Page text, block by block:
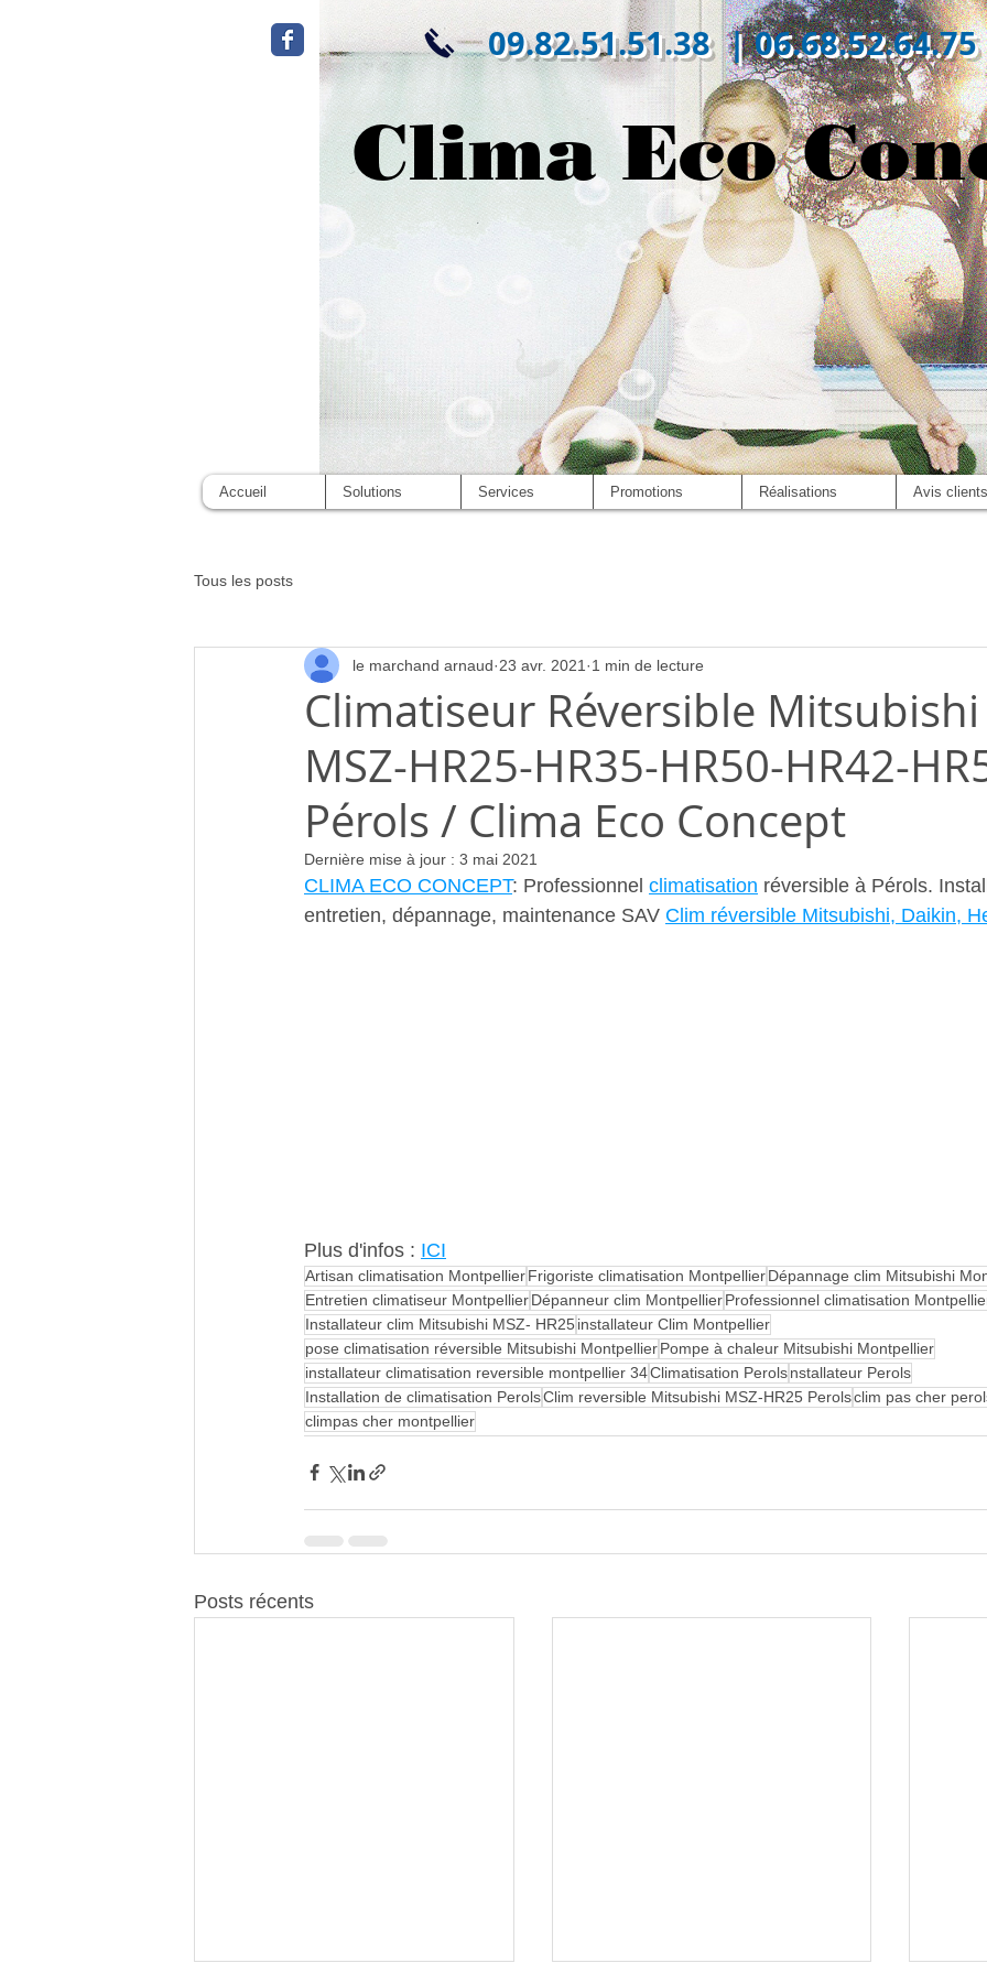
09.82.51.51.38 | 06.68.52.64.75
Clima Eco
Accueil Solutions Services Promotions Réalisations Avis clients
Tous les posts
Climatiseur Réversible
MSZ-HR25-HR35-HR50-HR42-
Pérols / Clima Eco Concept
le marchand arnaud 23 avr. 2021 1 min de lecture
Dernière mise à jour : 3 mai 2021
CLIMA ECO CONCEPT: Professionnel climatisation réversible à Pérols.
entretien, dépannage, maintenance SAV Clim réversible Mitsubishi, Daikin,
Plus d'infos : ICI
Artisan climatisation MontpellierFrigoriste climatisation MontpellierDépannage clim Mitsubishi
Entretien climatiseur MontpellierDépanneur clim MontpellierProfessionnel climatisation
Installateur clim Mitsubishi MSZ- HR25installateur Clim Montpellier
pose climatisation réversible Mitsubishi MontpellierPompe à chaleur Mitsubishi Montpellier
installateur climatisation reversible montpellier 34Climatisation Perolsnstallateur Perols
Installation de climatisation PerolsClim reversible Mitsubishi MSZ-HR25 Perolsclim pas cher
climpas cher montpellier
Posts récents